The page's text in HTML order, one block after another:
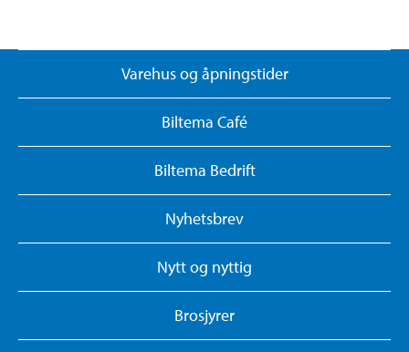
Varehus og åpningstider
Biltema Café
Biltema Bedrift
Nyhetsbrev
Nytt og nyttig
Brosjyrer